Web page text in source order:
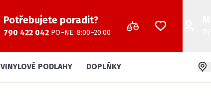
Potřebujete poradit?
790 422 042 PO–NE: 8:00–20:00
VINYLOVÉ PODLAHY DOPLŇKY